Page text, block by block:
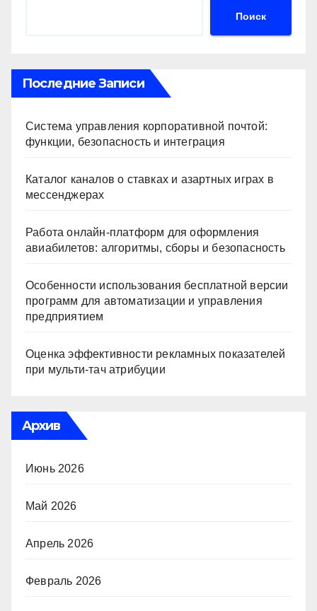
Поиск
Последние Записи
Система управления корпоративной почтой:
функции, безопасность и интеграция
Каталог каналов о ставках и азартных играх в
мессенджерах
Работа онлайн‑платформ для оформления
авиабилетов: алгоритмы, сборы и безопасность
Особенности использования бесплатной версии
программ для автоматизации и управления
предприятием
Оценка эффективности рекламных показателей
при мульти-тач атрибуции
Архив
Июнь 2026
Май 2026
Апрель 2026
Февраль 2026